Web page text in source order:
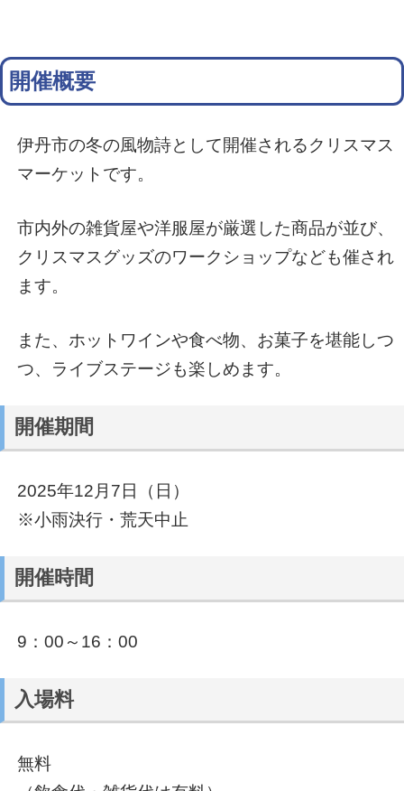
開催概要
伊丹市の冬の風物詩として開催されるクリスマス
マーケットです。
市内外の雑貨屋や洋服屋が厳選した商品が並び、
クリスマスグッズのワークショップなども催され
ます。
また、ホットワインや食べ物、お菓子を堪能しつ
つ、ライブステージも楽しめます。
開催期間
2025年12月7日（日）
※小雨決行・荒天中止
開催時間
9：00～16：00
入場料
無料